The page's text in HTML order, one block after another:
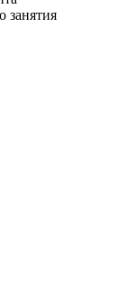
занятия